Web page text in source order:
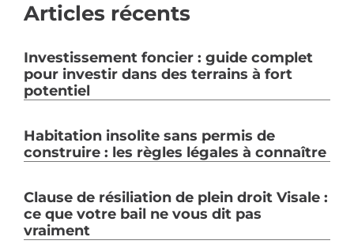
Articles récents
Investissement foncier : guide complet
pour investir dans des terrains à fort
potentiel
Habitation insolite sans permis de
construire : les règles légales à connaître
Clause de résiliation de plein droit Visale :
ce que votre bail ne vous dit pas
vraiment